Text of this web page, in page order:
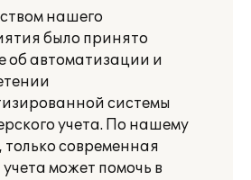
нашего
было принято
об автоматизации и
системы
учета. По нашему
современная
может помочь в